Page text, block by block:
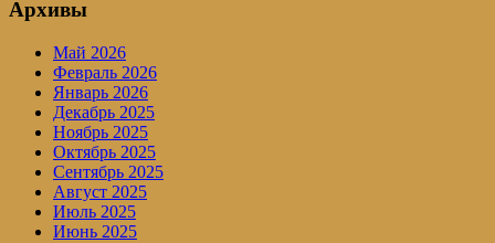
Архивы
Май 2026
Февраль 2026
Январь 2026
Декабрь 2025
Ноябрь 2025
Октябрь 2025
Сентябрь 2025
Август 2025
Июль 2025
Июнь 2025